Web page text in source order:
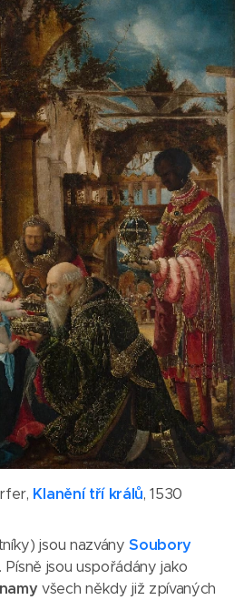
Klanění tří králů, 1530
jsou nazványSoubory
. Písně jsou uspořádány jako
všech někdy již zpívaných